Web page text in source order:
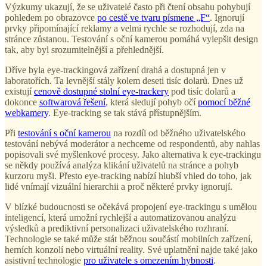
Výzkumy ukazují, že se uživatelé často při čtení obsahu pohybují
pohledem po obrazovce po cestě ve tvaru písmene „F“. Ignorují
prvky připomínající reklamy a velmi rychle se rozhodují, zda na
stránce zůstanou. Testování s oční kamerou pomáhá vylepšit design
tak, aby byl srozumitelnější a přehlednější.
Dříve byla eye-trackingová zařízení drahá a dostupná jen v
laboratořích. Ta levnější stály kolem deseti tisíc dolarů. Dnes už
existujícenově dostupné stolní eye-trackery pod tisíc dolarů a
dokonce softwarová řešení, která sledují pohyb očípomocí běžné
webkamery. Eye-tracking se tak stává přístupnějším.
Při testování s oční kamerou na rozdíl od běžného uživatelského
testování nebývá moderátor a nechceme od respondentů, aby nahlas
popisovali své myšlenkové procesy. Jako alternativa k eye-trackingu
se někdy používá analýza klikání uživatelů na stránce a pohyb
kurzoru myši. Přesto eye-tracking nabízí hlubší vhled do toho, jak
lidé vnímají vizuální hierarchii a proč některé prvky ignorují.
V blízké budoucnosti se očekává propojení eye-trackingu s umělou
inteligencí, která umožní rychlejší a automatizovanou analýzu
výsledků a prediktivní personalizaci uživatelského rozhraní.
Technologie se také může stát běžnou součástí mobilních zařízení,
herních konzolí nebo virtuální reality. Své uplatnění najde také jako
asistivní technologie pro uživatele s omezením hybnosti.